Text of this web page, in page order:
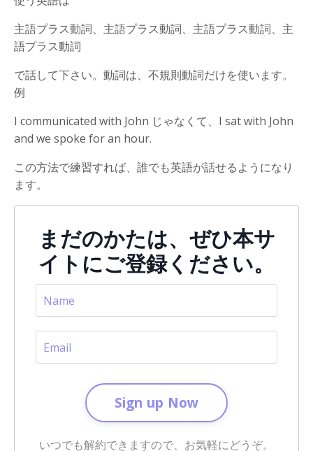
主語プラス動詞、主語プラス動詞、主語プラス動詞、主
語プラス動詞
で話して下さい。動詞は、不規則動詞だけを使います。
例
I communicated with John じゃなくて、 I sat with John
and we spoke for an hour.
この方法で練習すれば、誰でも英語が話せるようになり
ます。
まだのかたは、ぜひ本サ
イトにご登録ください。
Sign up Now
いつでも解約できますので、お気軽にどうぞ。